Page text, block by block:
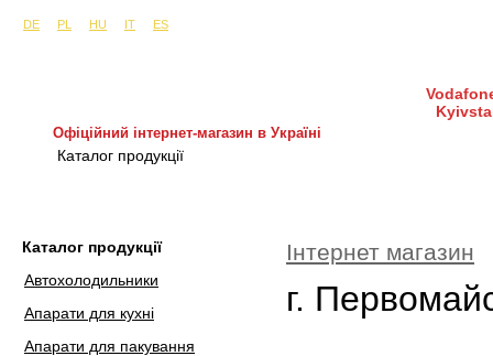
DE
PL HU IT ES
Офіційний інтернет-магазин в Україні
Каталог продукції
Каталог продукції
Автохолодильники
Апарати для кухні
Апарати для пакування
Інтернет магазин
г.